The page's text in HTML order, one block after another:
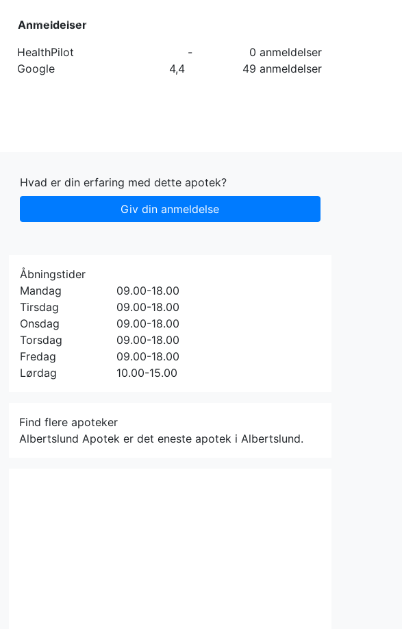
Forside Kategorier
Anmeldelser
HealthPilot
-
0 anmeldelser
Google
4,4 49 anmeldelser
Hvad er din erfaring med dette apotek?
Giv din anmeldelse
Åbningstider
Mandag
09.00-18.00
Tirsdag
09.00-18.00
Onsdag
09.00-18.00
Torsdag
09.00-18.00
Fredag
09.00-18.00
Lørdag
10.00-15.00
Find flere apoteker
Albertslund Apotek er det eneste apotek i Albertslund.